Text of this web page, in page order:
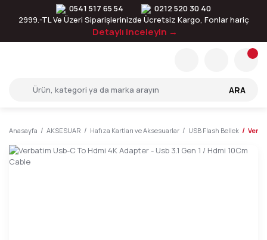
0541 517 65 54
0212 520 30 40
2999.-TL Ve Üzeri Siparişlerinizde Ücretsiz Kargo, Fonlar hariç
Detaylı inceleyin →
ARA
Anasayfa AKSESUAR Hafıza Kartları ve Aksesuarlar USB Flash Bellek